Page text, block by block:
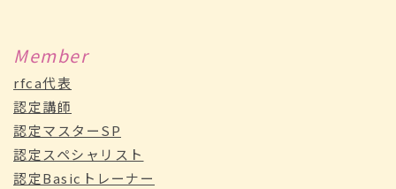
Member
rfca代表
認定講師
認定マスターSP
認定スペシャリスト
認定Basicトレーナー